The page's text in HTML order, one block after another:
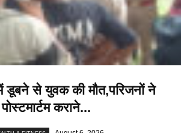
डूबने से युवक की मौत,परिजनों ने
पोस्टमार्टम कराने...